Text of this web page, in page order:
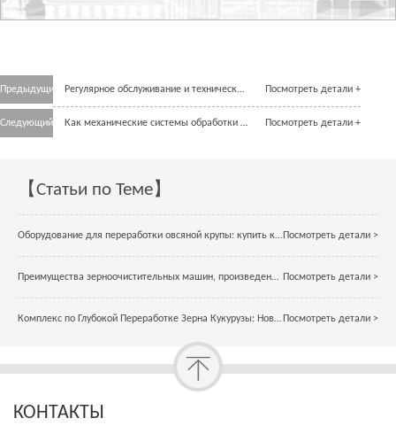
Посмотреть детали +
Предыдущий Регулярное обслуживание и техническое обслуживание механизмов очистки зерна.
Посмотреть детали +
Следующий Как механические системы обработки зерна способствуют сохранению питательных веществ?
【Статьи по Теме】
Посмотреть детали >
Оборудование для переработки овсяной крупы: купить качественное оборудование по выгодной цене
Посмотреть детали >
Преимущества зерноочистительных машин, произведенных в Китае
Посмотреть детали >
Комплекс по Глубокой Переработке Зерна Кукурузы: Новая Эра Технологий
КОНТАКТЫ